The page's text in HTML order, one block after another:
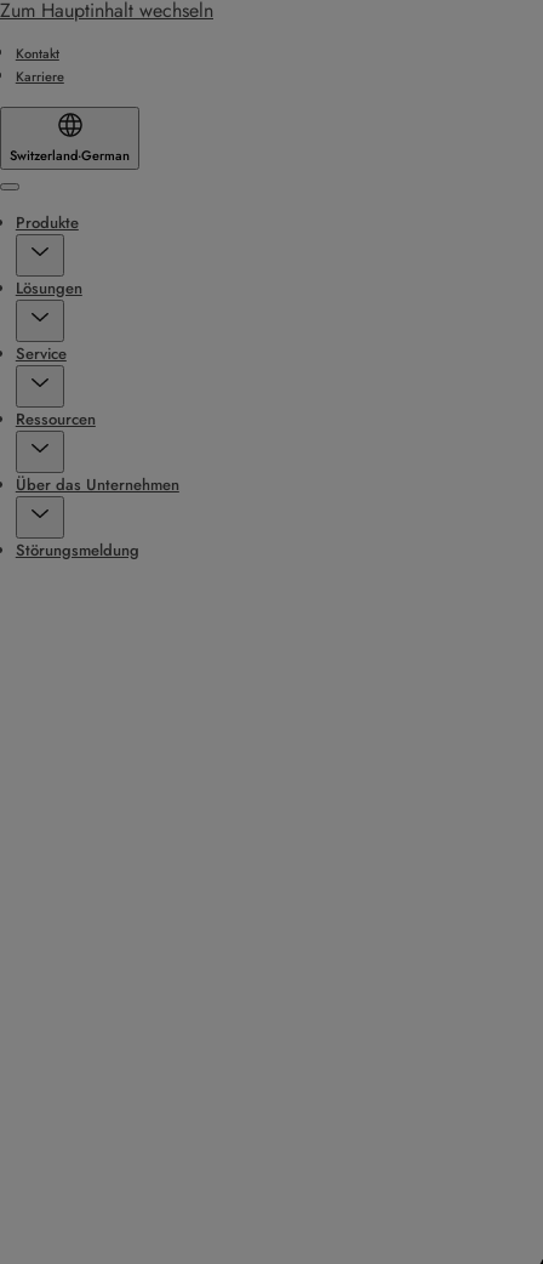
Zum Hauptinhalt wechseln
Kontakt
Karriere
Switzerland·German
Menu
Produkte
Lösungen
Service
Ressourcen
Über das Unternehmen
Störungsmeldung